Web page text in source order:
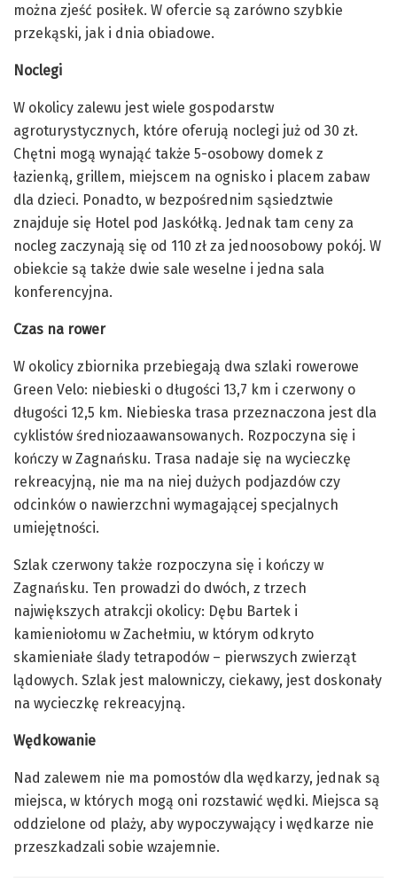
można zjeść posiłek. W ofercie są zarówno szybkie
przekąski, jak i dnia obiadowe.
Noclegi
W okolicy zalewu jest wiele gospodarstw
agroturystycznych, które oferują noclegi już od 30 zł.
Chętni mogą wynająć także 5-osobowy domek z
łazienką, grillem, miejscem na ognisko i placem zabaw
dla dzieci. Ponadto, w bezpośrednim sąsiedztwie
znajduje się Hotel pod Jaskółką. Jednak tam ceny za
nocleg zaczynają się od 110 zł za jednoosobowy pokój. W
obiekcie są także dwie sale weselne i jedna sala
konferencyjna.
Czas na rower
W okolicy zbiornika przebiegają dwa szlaki rowerowe
Green Velo: niebieski o długości 13,7 km i czerwony o
długości 12,5 km. Niebieska trasa przeznaczona jest dla
cyklistów średniozaawansowanych. Rozpoczyna się i
kończy w Zagnańsku. Trasa nadaje się na wycieczkę
rekreacyjną, nie ma na niej dużych podjazdów czy
odcinków o nawierzchni wymagającej specjalnych
umiejętności.
Szlak czerwony także rozpoczyna się i kończy w
Zagnańsku. Ten prowadzi do dwóch, z trzech
największych atrakcji okolicy: Dębu Bartek i
kamieniołomu w Zachełmiu, w którym odkryto
skamieniałe ślady tetrapodów – pierwszych zwierząt
lądowych. Szlak jest malowniczy, ciekawy, jest doskonały
na wycieczkę rekreacyjną.
Wędkowanie
Nad zalewem nie ma pomostów dla wędkarzy, jednak są
miejsca, w których mogą oni rozstawić wędki. Miejsca są
oddzielone od plaży, aby wypoczywający i wędkarze nie
przeszkadzali sobie wzajemnie.